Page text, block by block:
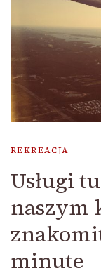
REKREACJA
Usługi
naszym
minute